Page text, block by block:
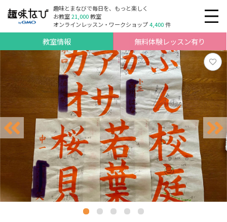
趣味とまなびで毎日を、もっと楽しく
お教室21,000教室
オンラインレッスン・ワークショップ4,400件
教室情報 無料体験レッスン有り